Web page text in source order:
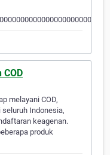
melayani COD,
Indonesia,
keagenan.
produk